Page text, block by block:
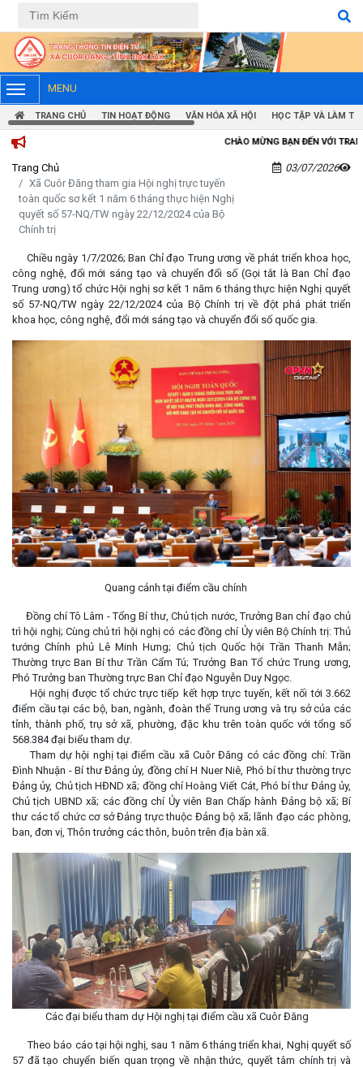
Tiếng Việt Tiếng Anh
MENU
TRANG CHỦ TIN HOẠT ĐỘNG VĂN HÓA XÃ HỘI HỌC TẬP VÀ LÀM
CHÀO MỪNG BẠN ĐẾN VỚI TRANG THÔNG TIN ĐIỆN
Trang Chủ
Xã Cuôr Đăng tham gia Hội nghị trực tuyến
toàn quốc sơ kết 1 năm 6 tháng thực hiện Nghị
quyết số 57-NQ/TW ngày 22/12/2024 của Bộ
Chính trị
03/07/2026
Chiều ngày 1/7/2026; Ban Chỉ đạo Trung ương về phát triển khoa học,
công nghệ, đổi mới sáng tạo và chuyển đổi số (Gọi tắt là Ban Chỉ đạo
Trung ương) tổ chức Hội nghị sơ kết 1 năm 6 tháng thực hiện Nghị quyết
số 57-NQ/TW ngày 22/12/2024 của Bộ Chính trị về đột phá phát triển
khoa học, công nghệ, đổi mới sáng tạo và chuyển đổi số quốc gia.
Quang cảnh tại điểm cầu chính
Đồng chí Tô Lâm - Tổng Bí thư, Chủ tịch nước, Trưởng Ban chỉ đạo chủ
trì hội nghị; Cùng chủ trì hội nghị có các đồng chí Ủy viên Bộ Chính trị: Thủ
tướng Chính phủ Lê Minh Hưng; Chủ tịch Quốc hội Trần Thanh Mẫn;
Thường trực Ban Bí thư Trần Cẩm Tú; Trưởng Ban Tổ chức Trung ương,
Phó Trưởng ban Thường trực Ban Chỉ đạo Nguyễn Duy Ngọc.
Hội nghị được tổ chức trực tiếp kết hợp trực tuyến, kết nối tới 3.662
điểm cầu tại các bộ, ban, ngành, đoàn thể Trung ương và trụ sở của các
tỉnh, thành phố, trụ sở xã, phường, đặc khu trên toàn quốc với tổng số
568.384 đại biểu tham dự.
Tham dự hội nghị tại điểm cầu xã Cuôr Đăng có các đồng chí: Trần
Đình Nhuận - Bí thư Đảng ủy, đồng chí H Nuer Niê, Phó bí thư thường trực
Đảng ủy, Chủ tịch HĐND xã; đồng chí Hoàng Viết Cát, Phó bí thư Đảng ủy,
Chủ tịch UBND xã; các đồng chí Ủy viên Ban Chấp hành Đảng bộ xã; Bí
thư các tổ chức cơ sở Đảng trực thuộc Đảng bộ xã; lãnh đạo các phòng,
ban, đơn vị, Thôn trưởng các thôn, buôn trên địa bàn xã.
Các đại biểu tham dự Hội nghị tại điểm cầu xã Cuôr Đăng
Theo báo cáo tại hội nghị, sau 1 năm 6 tháng triển khai, Nghị quyết số
57 đã tạo chuyển biến quan trọng về nhận thức, quyết tâm chính trị và